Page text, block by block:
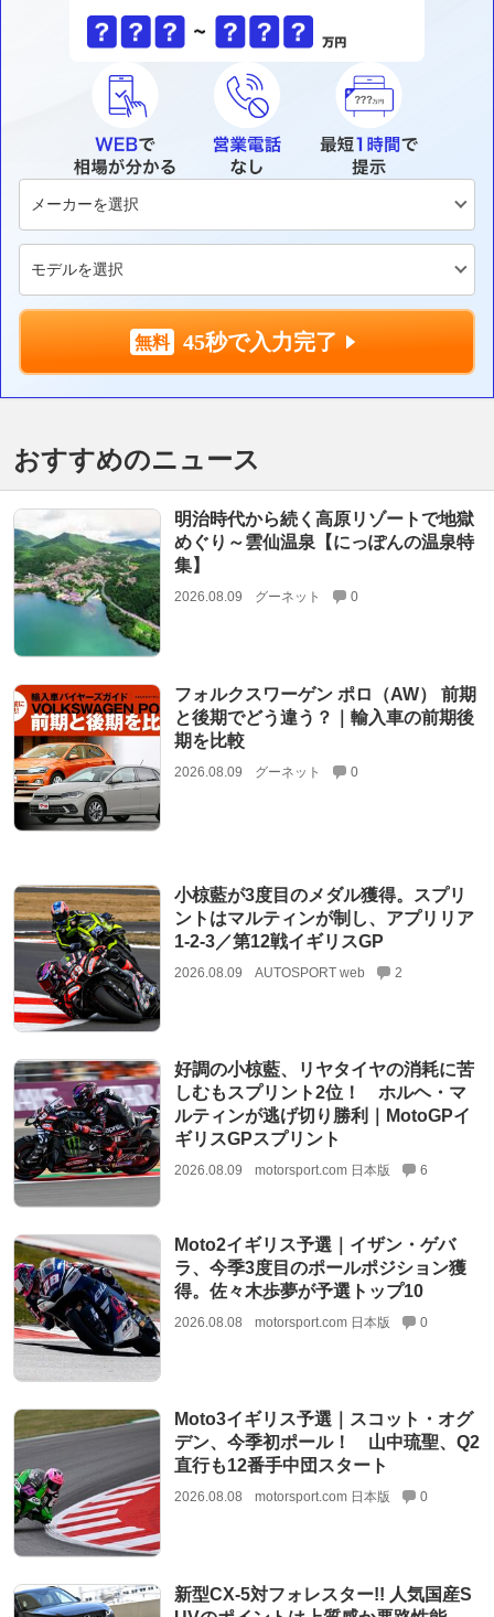
45秒で入力完了
おすすめのニュース
明治時代から続く高原リゾートで地獄
めぐり～雲仙温泉【にっぽんの温泉特
集】
2026.08.09 グーネット 0
フォルクスワーゲン ポロ（AW） 前期
と後期でどう違う？｜輸入車の前期後
期を比較
2026.08.09 グーネット 0
小椋藍が3度目のメダル獲得。スプリ
ントはマルティンが制し、アプリリア
1-2-3／第12戦イギリスGP
2026.08.09 AUTOSPORT web 2
好調の小椋藍、リヤタイヤの消耗に苦
しむもスプリント2位！ ホルヘ・マ
ルティンが逃げ切り勝利｜MotoGPイ
ギリスGPスプリント
2026.08.09 motorsport.com 日本版 6
Moto2イギリス予選｜イザン・ゲバ
ラ、今季3度目のポールポジション獲
得。佐々木歩夢が予選トップ10
2026.08.08 motorsport.com 日本版 0
Moto3イギリス予選｜スコット・オグ
デン、今季初ポール！ 山中琉聖、Q2
直行も12番手中団スタート
2026.08.08 motorsport.com 日本版 0
新型CX-5対フォレスター!! 人気国産S